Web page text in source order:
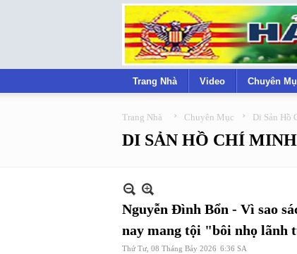
Trang Nhà Video Chuyên
Trang Nhà › Chuyên Mục › Di Sản Hồ
DI SẢN HỒ CHÍ MINH
Nguyễn Đình Bổn - Vì sao
nay mang tội "bôi nhọ lãnh
Thứ Tư, 08 Tháng Bảy 2026 6:36 SA